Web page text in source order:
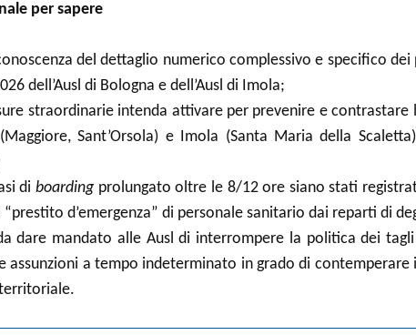
per sapere
del dettaglio numerico complessivo e specifico
dell’Ausl di Bologna e dell’Ausl di Imola;
straordinarie intenda attivare per prevenire e contrastare
Sant’Orsola) e Imola (Santa Maria della
di boardingprolungato oltre le 8/12 ore siano stati
“prestito d’emergenza” di personale sanitario dai reparti di
dare mandato alle Ausl di interrompere la politica dei
assunzioni a tempo indeterminato in grado di